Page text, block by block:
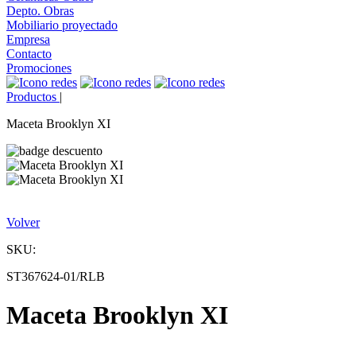
Depto. Obras
Mobiliario proyectado
Empresa
Contacto
Promociones
Productos |
Maceta Brooklyn XI
Volver
SKU:
ST367624-01/RLB
Maceta Brooklyn XI